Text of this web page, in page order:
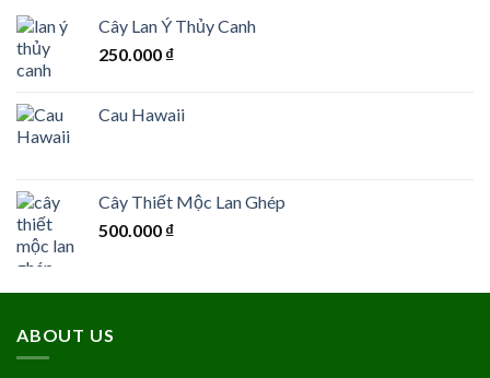
Cây Lan Ý Thủy Canh
250.000 ₫
Cau Hawaii
Cây Thiết Mộc Lan Ghép
500.000 ₫
ABOUT US